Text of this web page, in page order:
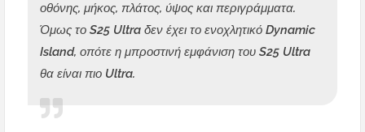
οθόνης, μήκος, πλάτος, ύψος και περιγράμματα.
Όμως το S25 Ultra δεν έχει το ενοχλητικό Dynamic
Island, οπότε η μπροστινή εμφάνιση του S25 Ultra
θα είναι πιο Ultra.